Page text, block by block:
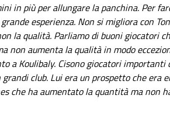
in più per allungare la panchina. Per
esperienza. Non si migliora con
la qualità. Parliamo di buoni giocatori
non aumenta la qualità in modo
a Koulibaly. Cisono giocatori importanti
club. Lui era un prospetto che era
che ha aumentato la quantità ma non